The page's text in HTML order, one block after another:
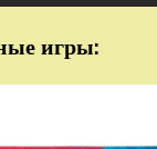
игры: